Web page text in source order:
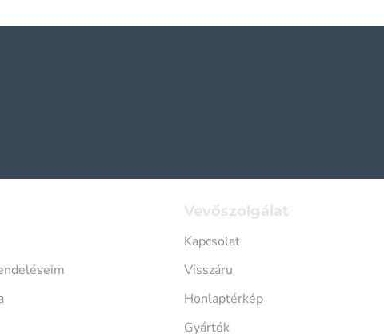
Vevőszolgálat
Kapcsolat
Visszáru
Honlaptérkép
Gyártók